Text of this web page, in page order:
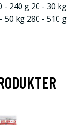
- 240 g 20 - 30 kg
50 kg 280 - 510 g